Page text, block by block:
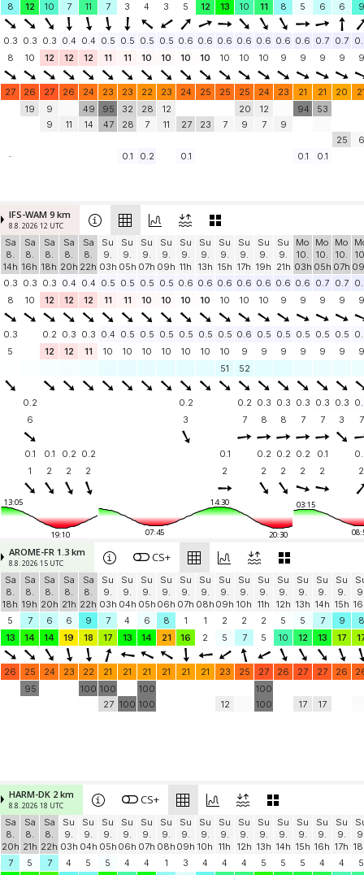
8
12 10 7 11 7 3 4 3 5 12 13 10 11 8 5 6 6 9
0.3 0.3 0.3 0.4 0.4 0.5 0.5 0.5 0.5 0.6 0.6 0.6 0.6 0.6 0.6 0.6 0.7 0.7
8
10 12 12 12 11 11 10 10 10 10 10 10 10 9 9 9 9 9
27 26 27 26 24 23 23 22 23 24 25 25 25 24 23 21 21 20
19
9
9
11
49
14
95
47
32
28
28
7
12
11
27 23 7
20
9
12
7
9
94 53
25
6
-
0.1 0.2 0.1 0.1 0.1
IFS-WAM 9 km
8.8. 2026 12 UTC
Sa
8.
14h
Sa
8.
16h
Sa
8.
18h
Sa
8.
20h
Sa
8.
22h
Su
9.
03h
Su
9.
05h
Su
9.
07h
Su
9.
09h
Su
9.
11h
Su
9.
13h
Su
9.
15h
Su
9.
17h
Su
9.
19h
Su
9.
21h
Mo
10.
03h
Mo
10.
05h
Mo
10.
07h
0.3 0.3 0.3 0.4 0.4 0.5 0.5 0.5 0.5 0.6 0.6 0.6 0.6 0.6 0.6 0.6 0.7 0.7
8
10 12 12 12 11 11 10 10 10 10 10 10 10 9 9 9 9 9
0.3 0.2 0.3 0.3 0.4 0.5 0.5 0.5 0.5 0.5 0.5 0.6 0.5 0.5 0.5 0.5 0.5
5
12 12 11 10 10 10 10 10 10 10 9 9 9 9 9 9
9
51
52
0.2 0.2 0.2 0.3 0.3 0.3 0.3 0.3
6
3 7 8 8 7 7 3 7
0.1 0.1 0.2 0.2 0.1 0.2 0.2 0.2 0.1
1
2 2 2 2 2 2 2 2 2
13:05
19:10
14:30
07:45 20:30
03:15
AROME-FR 1.3 km
8.8. 2026 15 UTC CS+
Sa
8.
18h
Sa
8.
19h
Sa
8.
20h
Sa
8.
21h
Sa
8.
22h
Su
9.
03h
Su
9.
04h
Su
9.
05h
Su
9.
06h
Su
9.
07h
Su
9.
08h
Su
9.
09h
Su
9.
10h
Su
9.
11h
Su
9.
12h
Su
9.
13h
Su
9.
14h
Su
9.
15h
5
7 6 6 9 7 4 6 8 1 1 2 2 2 5 5 7 9
8
13
14 14 19 18 17 13 14 21 16 2 5 7 5 10 12 13 17
26 25 24 23 22 21 21 21 21 21 21 23 25 27 26 27 27 26
95
100 100
27 100
100
100
12
100
100
17 17
HARM-DK 2 km
8.8. 2026 18 UTC CS+
Sa
8.
20h
Sa
8.
21h
Sa
8.
22h
Su
9.
03h
Su
9.
04h
Su
9.
05h
Su
9.
06h
Su
9.
07h
Su
9.
08h
Su
9.
09h
Su
9.
10h
Su
9.
11h
Su
9.
12h
Su
9.
13h
Su
9.
14h
Su
9.
15h
Su
9.
16h
Su
9.
17h
7
5 7 4 5 5 4 4 1 3 4 4 4 5 5 5 4 4
5